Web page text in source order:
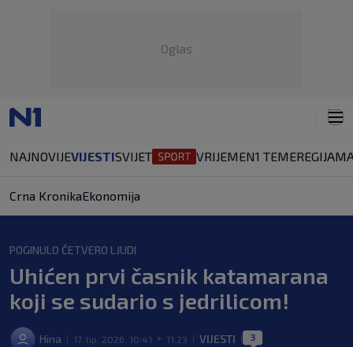
Oglas
NAJNOVIJEVIJESTISVIJET VRIJEMEN1 TEMEREGIJA
Crna KronikaEkonomija
POGINULO ČETVERO LJUDI
Uhićen prvi časnik katamarana
koji se sudario s jedrilicom!
Hina 17. lip. 2026. 10:41 > 11:23 VIJESTI 3